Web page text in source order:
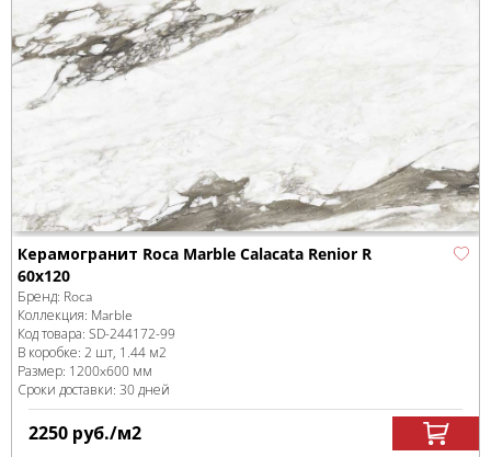
Керамогранит Roca Marble Calacata Renior R
60x120
Бренд: Roca
Коллекция: Marble
Код товара: SD-244172-99
В коробке: 2 шт, 1.44 м2
Размер: 1200x600 мм
Сроки доставки: 30 дней
2250 руб./м2